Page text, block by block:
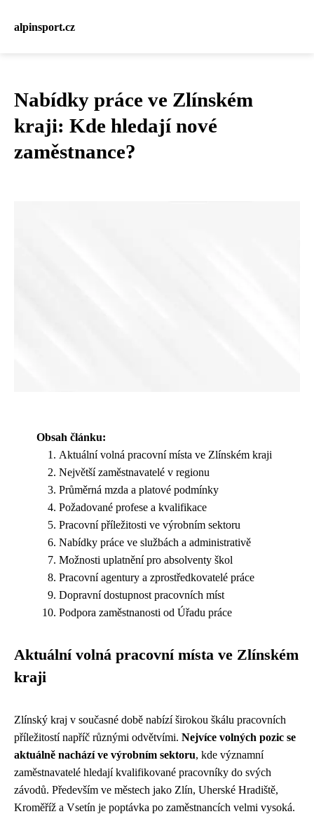
alpinsport.cz
Nabídky práce ve Zlínském
kraji: Kde hledají nové
zaměstnance?
Obsah článku:
Aktuální volná pracovní místa ve Zlínském kraji
Největší zaměstnavatelé v regionu
Průměrná mzda a platové podmínky
Požadované profese a kvalifikace
Pracovní příležitosti ve výrobním sektoru
Nabídky práce ve službách a administrativě
Možnosti uplatnění pro absolventy škol
Pracovní agentury a zprostředkovatelé práce
Dopravní dostupnost pracovních míst
Podpora zaměstnanosti od Úřadu práce
Aktuální volná pracovní místa ve Zlínském
kraji
Zlínský kraj v současné době nabízí širokou škálu pracovních
příležitostí napříč různými odvětvími. Nejvíce volných pozic se
aktuálně nachází ve výrobním sektoru, kde významní
zaměstnavatelé hledají kvalifikované pracovníky do svých
závodů. Především ve městech jako Zlín, Uherské Hradiště,
Kroměříž a Vsetín je poptávka po zaměstnancích velmi vysoká.